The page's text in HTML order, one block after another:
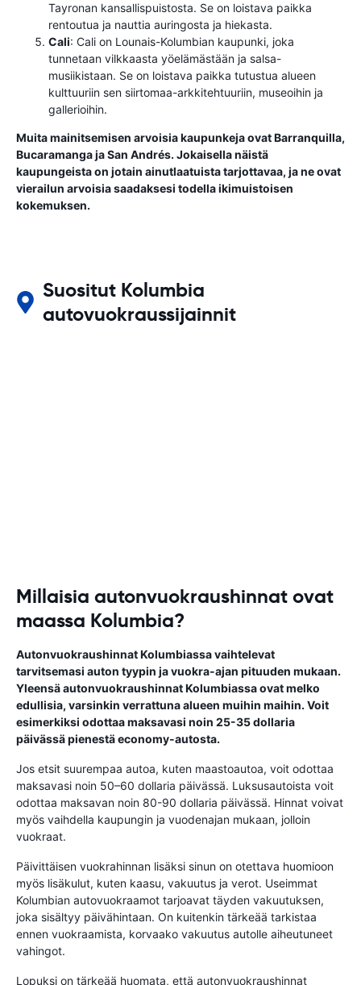
Tayronan kansallispuistosta. Se on loistava paikka
rentoutua ja nauttia auringosta ja hiekasta.
Cali: Cali on Lounais-Kolumbian kaupunki, joka
tunnetaan vilkkaasta yöelämästään ja salsa-
musiikistaan. Se on loistava paikka tutustua alueen
kulttuuriin sen siirtomaa-arkkitehtuuriin, museoihin ja
gallerioihin.
Muita mainitsemisen arvoisia kaupunkeja ovat Barranquilla,
Bucaramanga ja San Andrés. Jokaisella näistä
kaupungeista on jotain ainutlaatuista tarjottavaa, ja ne ovat
vierailun arvoisia saadaksesi todella ikimuistoisen
kokemuksen.
Suositut Kolumbia
autovuokraussijainnit
Millaisia autonvuokraushinnat ovat
maassa Kolumbia?
Autonvuokraushinnat Kolumbiassa vaihtelevat
tarvitsemasi auton tyypin ja vuokra-ajan pituuden mukaan.
Yleensä autonvuokraushinnat Kolumbiassa ovat melko
edullisia, varsinkin verrattuna alueen muihin maihin. Voit
esimerkiksi odottaa maksavasi noin 25-35 dollaria
päivässä pienestä economy-autosta.
Jos etsit suurempaa autoa, kuten maastoautoa, voit odottaa
maksavasi noin 50–60 dollaria päivässä. Luksusautoista voit
odottaa maksavan noin 80-90 dollaria päivässä. Hinnat voivat
myös vaihdella kaupungin ja vuodenajan mukaan, jolloin
vuokraat.
Päivittäisen vuokrahinnan lisäksi sinun on otettava huomioon
myös lisäkulut, kuten kaasu, vakuutus ja verot. Useimmat
Kolumbian autovuokraamot tarjoavat täyden vakuutuksen,
joka sisältyy päivähintaan. On kuitenkin tärkeää tarkistaa
ennen vuokraamista, korvaako vakuutus autolle aiheutuneet
vahingot.
Lopuksi on tärkeää huomata, että autonvuokraushinnat